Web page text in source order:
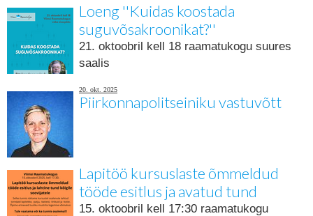
Loeng ''Kuidas koostada
suguvõsakroonikat?''
21. oktoobril kell 18 raamatukogu suures
saalis
20. okt. 2025
Piirkonnapolitseiniku vastuvõtt
Lapitöö kursuslaste õmmeldud
tööde esitlus ja avatud tund
15. oktoobril kell 17:30 raamatukogu